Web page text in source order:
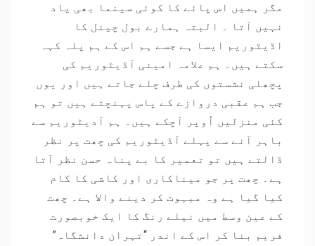
مگر ہمیں اس پائے کا کوئی سینما بھی یاد
نہیں آتا ۔ البتہ ہمارے بول چینل کا
اڈیٹوریم ایسا ہے جسے ہم اس کے ہم پلہ کہہ
سکتے ہیں۔ ہم علامہ امینی آڈیٹوریم کی
پچھلی نشستوں کی طرف چلے جاتے ہیں اور یوں
جب ہم عقبی دروازے کے پاس پہنچتے ہیں تو ہم
کئی منزلیں اُوپر آچکے ہیں۔ ہم آدیٹوریم سے
باہر آنے سے پہلے آڈیٹوریم کی چھت پر نظر
ڈالتے ہیں تو تعمیر کا بے پناہ حسن نظر آتا
ہے۔ چھت پر جو میناکاری اور کاشی کا کام
کیا گیا ہے وہ مبہوت کر دینے والا ہے۔ چھت
کے عین وسط میں نیلے رنگ کا ایک خوبصورت
فریم بنا کر اس کے اندر “تہران دانشگاہ”